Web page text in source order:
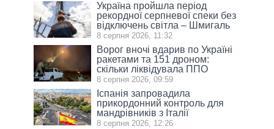
Україна пройшла період
рекордної серпневої спеки без
відключень світла – Шмигаль
8 серпня 2026, 11:32
Ворог вночі вдарив по Україні
ракетами та 151 дроном:
скільки ліквідувала ППО
8 серпня 2026, 09:59
Іспанія запровадила
прикордонний контроль для
мандрівників з Італії
8 серпня 2026, 12:26